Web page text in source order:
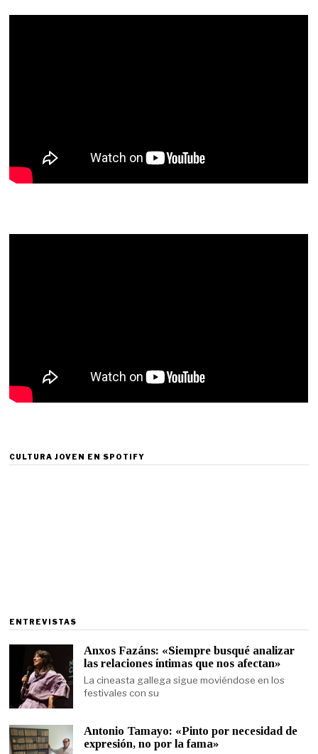
CULTURA JOVEN EN SPOTIFY
ENTREVISTAS
Anxos Fazáns: «Siempre busqué analizar
las relaciones íntimas que nos afectan»
La cineasta gallega sigue moviéndose en los
festivales con su
Antonio Tamayo: «Pinto por necesidad de
expresión, no por la fama»